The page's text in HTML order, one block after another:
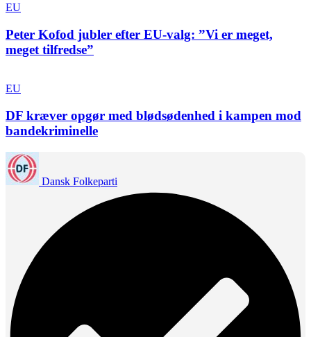
EU
Peter Kofod jubler efter EU-valg: ”Vi er meget,
meget tilfredse”
EU
DF kræver opgør med blødsødenhed i kampen mod
bandekriminelle
Dansk Folkeparti